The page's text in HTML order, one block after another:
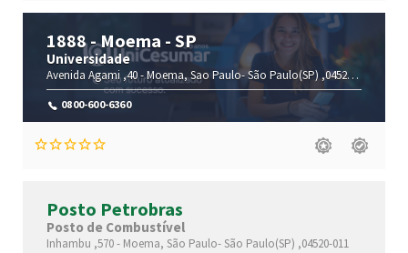
1888 - Moema - SP
Universidade
Avenida Agami ,40 -Moema,Sao Paulo-São Paulo(SP) ,04522-000
0800-600-6360
Posto Petrobras
Posto de Combustível
Inhambu ,570 - Moema, São Paulo-São Paulo(SP) ,04520-011